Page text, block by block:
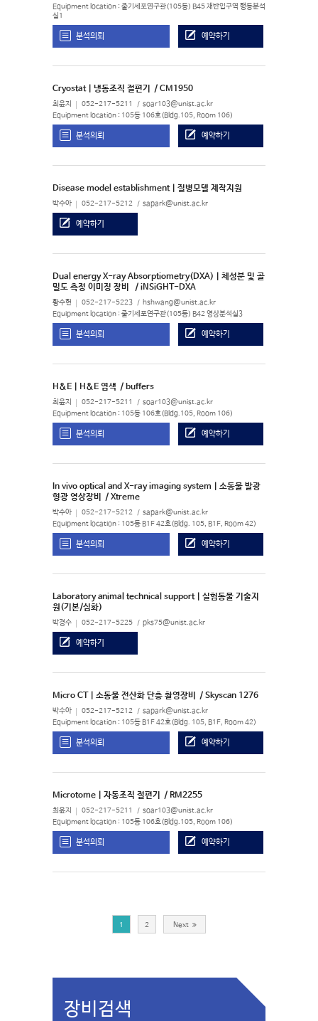
Equipment location : 줄기세포연구관(105동) B45 재반입구역 행동분석
실1
분석의뢰 예약하기
Cryostat | 냉동조직 절편기 / CM1950
최윤지 052-217-5211 soar103@unist.ac.kr
Equipment location : 105동 106호(Bldg.105, Room 106)
분석의뢰 예약하기
Disease model establishment | 질병모델 제작지원
박수아 052-217-5212 sapark@unist.ac.kr
예약하기
Dual energy X-ray Absorptiometry(DXA) | 체성분 및 골
밀도 측정 이미징 장비
/ iNSiGHT-DXA
황수현 052-217-5223 hshwang@unist.ac.kr
Equipment location : 줄기세포연구관(105동) B42 영상분석실3
분석의뢰 예약하기
H&E | H&E 염색 / buffers
최윤지 052-217-5211 soar103@unist.ac.kr
Equipment location : 105동 106호(Bldg.105, Room 106)
분석의뢰 예약하기
In vivo optical and X-ray imaging system | 소동물 발광
형광 영상장비
/ Xtreme
박수아 052-217-5212 sapark@unist.ac.kr
Equipment location : 105동 B1F 42호(Bldg. 105, B1F, Room 42)
분석의뢰 예약하기
Laboratory animal technical support | 실험동물 기술지
원(기본/심화)
박경수 052-217-5225 pks75@unist.ac.kr
예약하기
Micro CT | 소동물 전산화 단층 촬영장비 / Skyscan 1276
박수아 052-217-5212 sapark@unist.ac.kr
Equipment location : 105동 B1F 42호(Bldg. 105, B1F, Room 42)
분석의뢰 예약하기
Microtome | 자동조직 절편기 / RM2255
최윤지 052-217-5211 soar103@unist.ac.kr
Equipment location : 105동 106호(Bldg.105, Room 106)
분석의뢰 예약하기
1 2 Next
장비검색